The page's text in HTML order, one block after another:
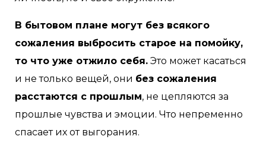
В бытовом плане могут без всякого
сожаления выбросить старое на помойку,
то что уже отжило себя. Это может касаться
и не только вещей, они без сожаления
расстаются с прошлым, не цепляются за
прошлые чувства и эмоции. Что непременно
спасает их от выгорания.